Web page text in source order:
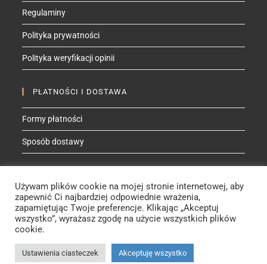
Regulaminy
Polityka prywatności
Polityka weryfikacji opinii
PŁATNOŚCI I DOSTAWA
Formy płatności
Sposób dostawy
FacebookInstagramYouTube
Etsy
Używam plików cookie na mojej stronie internetowej, aby
zapewnić Ci najbardziej odpowiednie wrażenia,
zapamiętując Twoje preferencje. Klikając „Akceptuj
wszystko”, wyrażasz zgodę na użycie wszystkich plików
cookie.
Ustawienia ciasteczek Akceptuję wszystko